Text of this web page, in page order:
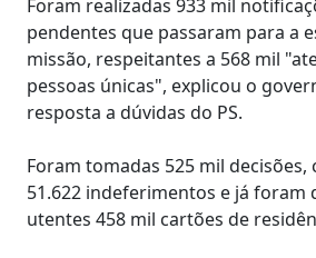
Foram realizadas 933 mil
pendentes que passaram para a
missão, respeitantes a 568 mil
pessoas únicas", explicou o
resposta a dúvidas do PS.
Foram tomadas 525 mil
51.622 indeferimentos e já foram
utentes 458 mil cartões de